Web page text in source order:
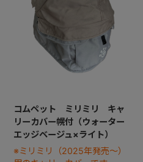
コムペット ミリミリ キャ
リーカバー幌付（ウォーター
エッジベージュ×ライト）
※ミリミリ（2025年発売～）